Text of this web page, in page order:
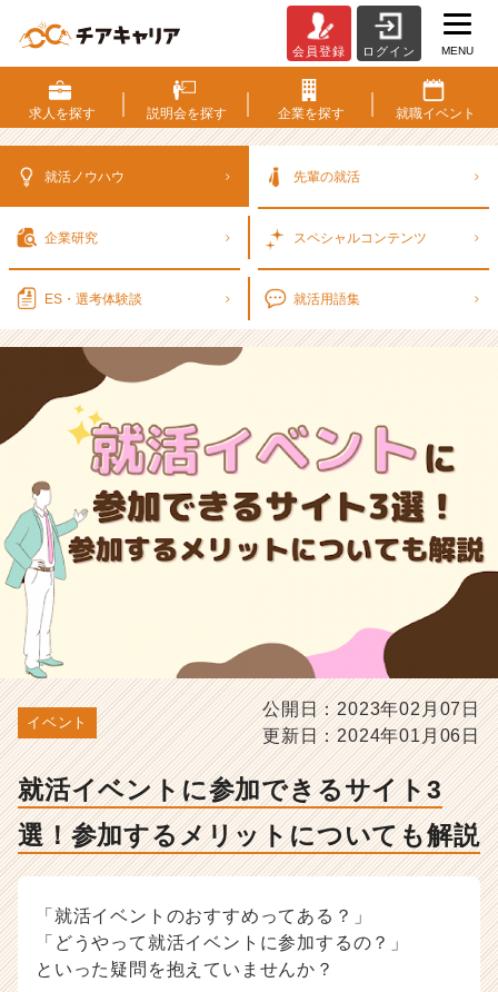
活
イ
ベ
で
イ
選！
参
加
す
る
メ
つ
説
-
選
考
対
就
活
ノ
会員登録 ログイン MENU
求人を探す 説明会を探す 企業を探す 就職イベント
就活ノウハウ 先輩の就活
企業研究 スペシャルコンテンツ
ES・選考体験談 就活用語集
イベント
公開日：2023年02月07日
更新日：2024年01月06日
就活イベントに参加できるサイト3
選！参加するメリットについても解説
「就活イベントのおすすめってある？」
「どうやって就活イベントに参加するの？」
といった疑問を抱えていませんか？